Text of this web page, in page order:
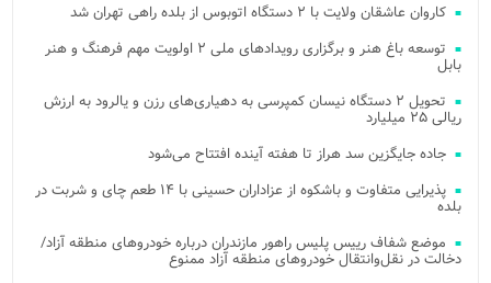
کاروان عاشقان ولایت با ۲ دستگاه اتوبوس از بلده راهی تهران شد
توسعه باغ هنر و برگزاری رویدادهای ملی ۲ اولویت مهم فرهنگ و هنر
بابل
تحویل ۲ دستگاه نیسان کمپرسی به دهیاری‌های رزن و یالرود به ارزش
ریالی ۲۵ میلیارد
جاده جایگزین سد هراز تا هفته آینده افتتاح می‌شود
پذیرایی متفاوت و باشکوه از عزاداران حسینی با ۱۴ طعم چای و شربت در
بلده
موضع شفاف رییس پلیس راهور مازندران درباره خودروهای منطقه آزاد/
دخالت در نقل‌وانتقال خودروهای منطقه آزاد ممنوع